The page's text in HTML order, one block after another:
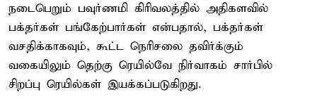
நடைபெறும் பவுர்ணமி கிரிவலத்தில் அதிகளவில்
பக்தர்கள் பங்கேற்பார்கள் என்பதால், பக்தர்கள்
வசதிக்காகவும், கூட்ட நெரிசலை தவிர்க்கும்
வகையிலும் தெற்கு ரெயில்வே நிர்வாகம் சார்பில்
சிறப்பு ரெயில்கள் இயக்கப்படுகிறது.